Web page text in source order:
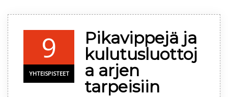
9
YHTEISPISTEET
Pikavippejä ja
kulutusluottoj
a arjen
tarpeisiin